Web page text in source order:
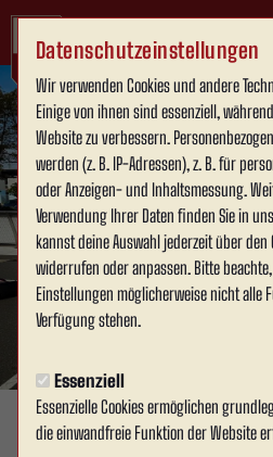
Datenschutzeinstellungen
Wir verwenden Cookies und andere
Einige von ihnen sind essenziell,
Website zu verbessern.
werden (z. B. IP-Adressen), z. B. für
oder Anzeigen- und Inhaltsmessung.
Verwendung Ihrer Daten finden Sie in
kannst deine Auswahl jederzeit über den
widerrufen oder anpassen. Bitte
Einstellungen möglicherweise nicht alle
Verfügung stehen.
Essenziell
Essenzielle Cookies ermöglichen
die einwandfreie Funktion der Website
WERSENACHWUCHS